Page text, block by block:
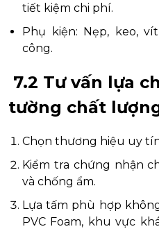
tiết kiệm chi phí.
Phụ kiện: Nẹp, keo,
công.
7.2 Tư vấn lựa
tường chất
Chọn thương hiệu uy
Kiểm tra chứng nhận
và chống ẩm.
Lựa tấm phù hợp
PVC Foam, khu vực